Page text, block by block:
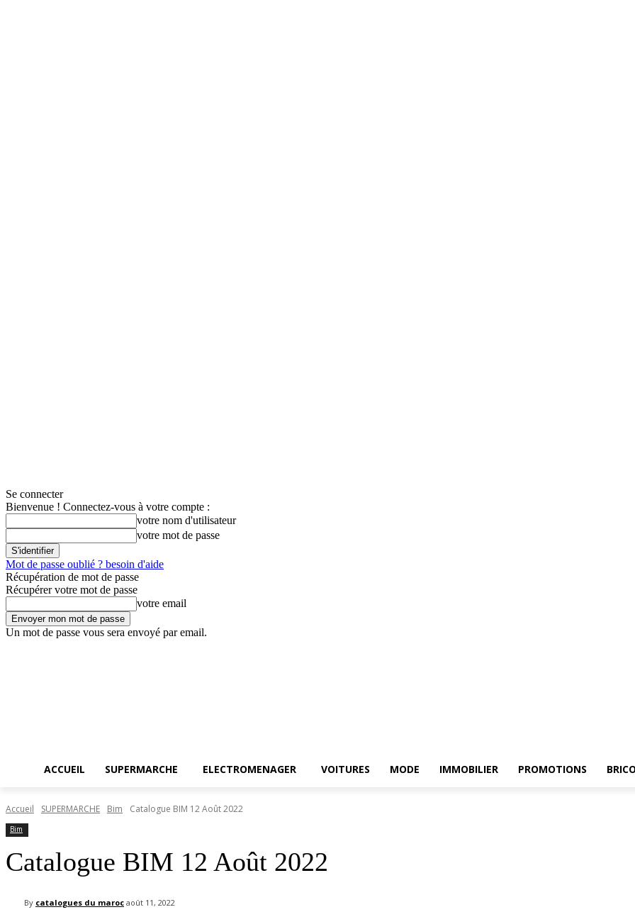
Se connecter
Bienvenue ! Connectez-vous à votre compte :
votre nom d'utilisateur
votre mot de passe
Mot de passe oublié ? besoin d'aide
Récupération de mot de passe
Récupérer votre mot de passe
votre email
Un mot de passe vous sera envoyé par email.
ACCUEIL SUPERMARCHE ELECTROMENAGER VOITURES MODE IMMOBILIER PROMOTIONS
Accueil SUPERMARCHE Bim Catalogue BIM 12 Août 2022
Bim
Catalogue BIM 12 Août 2022
By catalogues du maroc août 11, 2022